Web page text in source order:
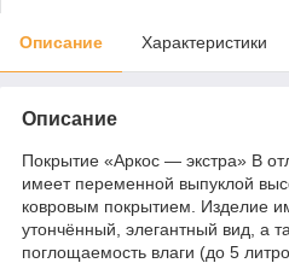
Описание Характеристики
Описание
Покрытие «Аркос — экстра» В
имеет переменной выпуклой
ковровым покрытием. Изделие
утончённый, элегантный вид, а
поглощаемость влаги (до 5